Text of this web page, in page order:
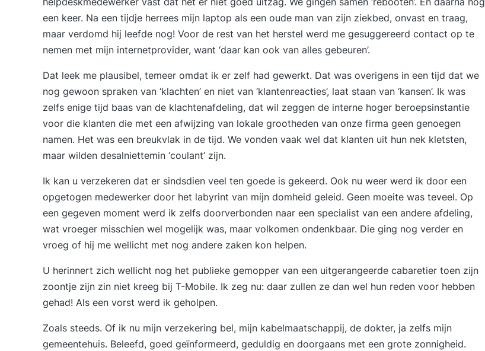
een keer. Na een tijdje herrees mijn laptop als een oude man van zijn ziekbed, onvast en traag,
maar verdomd hij leefde nog! Voor de rest van het herstel werd me gesuggereerd contact op te
nemen met mijn internetprovider, want ‘daar kan ook van alles gebeuren’.
Dat leek me plausibel, temeer omdat ik er zelf had gewerkt. Dat was overigens in een tijd dat we
nog gewoon spraken van ‘klachten’ en niet van ‘klantenreacties’, laat staan van ‘kansen’. Ik was
zelfs enige tijd baas van de klachtenafdeling, dat wil zeggen de interne hoger beroepsinstantie
voor die klanten die met een afwijzing van lokale grootheden van onze firma geen genoegen
namen. Het was een breukvlak in de tijd. We vonden vaak wel dat klanten uit hun nek kletsten,
maar wilden desalniettemin ‘coulant’ zijn.
Ik kan u verzekeren dat er sindsdien veel ten goede is gekeerd. Ook nu weer werd ik door een
opgetogen medewerker door het labyrint van mijn domheid geleid. Geen moeite was teveel. Op
een gegeven moment werd ik zelfs doorverbonden naar een specialist van een andere afdeling,
wat vroeger misschien wel mogelijk was, maar volkomen ondenkbaar. Die ging nog verder en
vroeg of hij me wellicht met nog andere zaken kon helpen.
U herinnert zich wellicht nog het publieke gemopper van een uitgerangeerde cabaretier toen zijn
zoontje zijn zin niet kreeg bij T-Mobile. Ik zeg nu: daar zullen ze dan wel hun reden voor hebben
gehad! Als een vorst werd ik geholpen.
Zoals steeds. Of ik nu mijn verzekering bel, mijn kabelmaatschappij, de dokter, ja zelfs mijn
gemeentehuis. Beleefd, goed geïnformeerd, geduldig en doorgaans met een grote zonnigheid.